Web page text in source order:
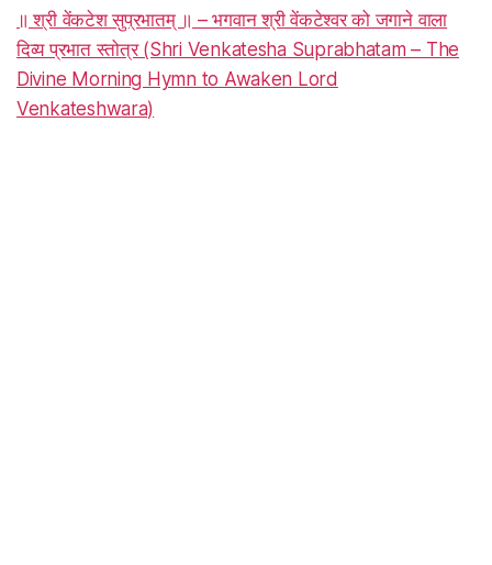
॥ श्री वेंकटेश सुप्रभातम् ॥ – भगवान श्री वेंकटेश्वर को जगाने वाला
दिव्य प्रभात स्तोत्र (Shri Venkatesha Suprabhatam – The
Divine Morning Hymn to Awaken Lord
Venkateshwara)